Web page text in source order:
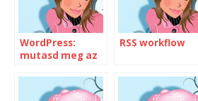
WordPress:
mutasd meg az
alkategóriát az
aktuális
RSS workflow